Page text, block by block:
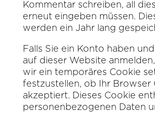
Kommentar schreiben, all
erneut eingeben müssen.
werden ein Jahr lang
Falls Sie ein Konto haben
auf dieser Website
wir ein temporäres Cookie
festzustellen, ob Ihr Browser
akzeptiert. Dieses Cookie
personenbezogenen Daten